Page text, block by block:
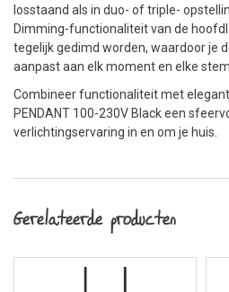
losstaand als in duo- of triple-
Dimming-functionaliteit van de
tegelijk gedimd worden, waardoor je
aanpast aan elk moment en elke
Combineer functionaliteit met
PENDANT 100-230V Black een
verlichtingservaring in en om je huis.
Gerelateerde producten